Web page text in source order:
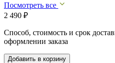
Посмотреть все
2 490 ₽
Способ, стоимость и срок
оформлении заказа
Добавить в корзину